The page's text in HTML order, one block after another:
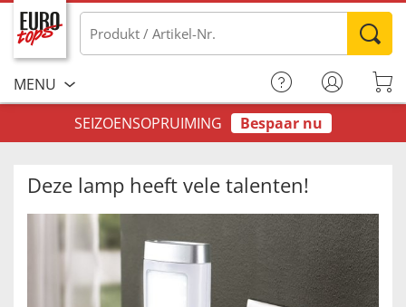
MENU
SEIZOENSOPRUIMING
Bespaar nu
Deze lamp heeft vele talenten!